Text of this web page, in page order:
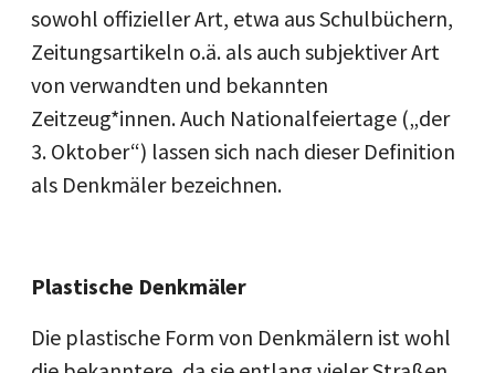
sowohl offizieller Art, etwa aus Schulbüchern,
Zeitungsartikeln o.ä. als auch subjektiver Art
von verwandten und bekannten
Zeitzeug*innen. Auch Nationalfeiertage („der
3. Oktober“) lassen sich nach dieser Definition
als Denkmäler bezeichnen.
Plastische Denkmäler
Die plastische Form von Denkmälern ist wohl